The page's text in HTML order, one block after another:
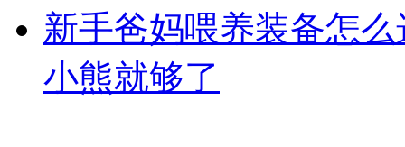
新手爸妈喂养装备怎
小熊就够了